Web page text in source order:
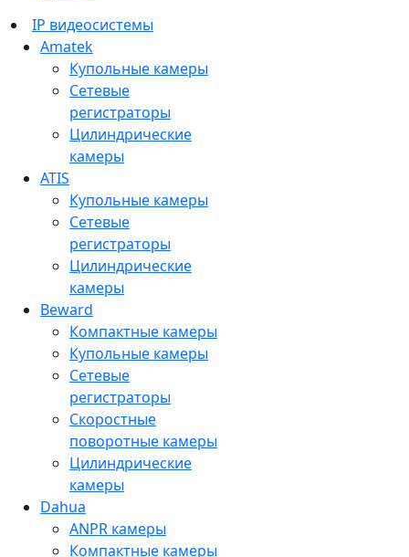
IP видеосистемы
Amatek
Купольные камеры
Сетевые
регистраторы
Цилиндрические
камеры
ATIS
Купольные камеры
Сетевые
регистраторы
Цилиндрические
камеры
Beward
Компактные камеры
Купольные камеры
Сетевые
регистраторы
Скоростные
поворотные камеры
Цилиндрические
камеры
Dahua
ANPR камеры
Компактные камеры